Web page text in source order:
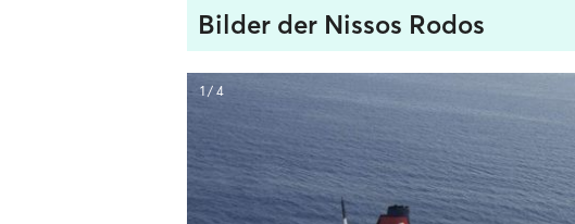
Bilder der Nissos Rodos
1 / 4